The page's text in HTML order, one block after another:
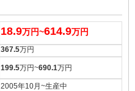
18.9万円~614.9万円
367.5万円
199.5万円~690.1万円
2005年10月~生産中